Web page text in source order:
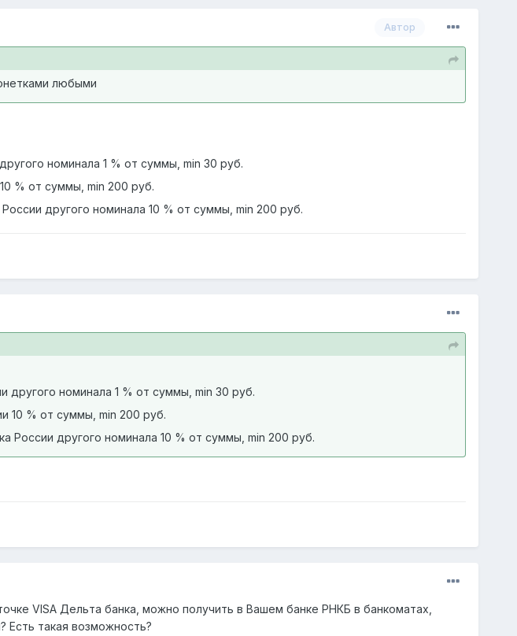
Автор
любыми
номинала 1 % от суммы, min 30 руб.
% от суммы, min 200 руб.
другого номинала 10 % от суммы, min 200 руб.
другого номинала 1 % от суммы, min 30 руб.
10 % от суммы, min 200 руб.
России другого номинала 10 % от суммы, min 200 руб.
VISA Дельта банка, можно получить в Вашем банке РНКБ в банкоматах,
Есть такая возможность?